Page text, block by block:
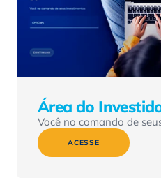
Área do
Você no comando de
ACESSE